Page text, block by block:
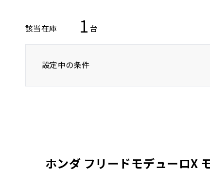
該当在庫 1 台
設定中の条件
ホンダ フリードモデューロX